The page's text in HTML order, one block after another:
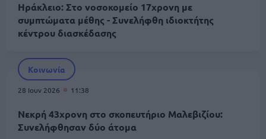
Ηράκλειο: Στο νοσοκομείο 17χρονη με
συμπτώματα μέθης - Συνελήφθη ιδιοκτήτης
κέντρου διασκέδασης
Κοινωνία
28 Ιουν 2026 11:38
Νεκρή 43χρονη στο σκοπευτήριο Μαλεβιζίου:
Συνελήφθησαν δύο άτομα